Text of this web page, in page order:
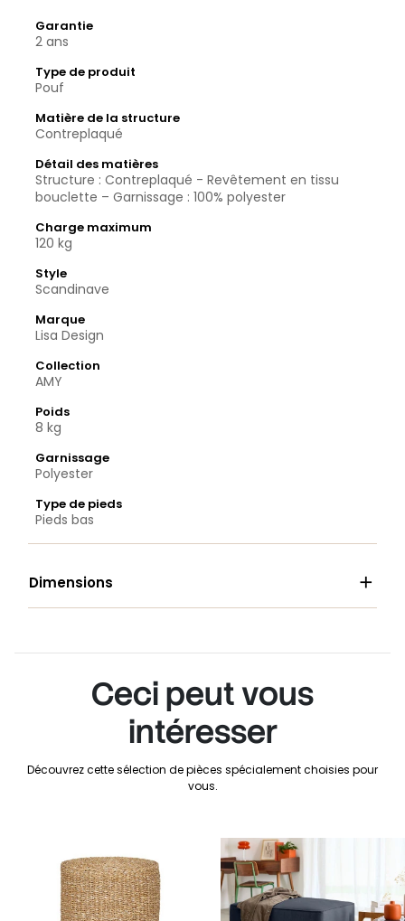
Garantie
2 ans
Type de produit
Pouf
Matière de la structure
Contreplaqué
Détail des matières
Structure : Contreplaqué - Revêtement en tissu
bouclette – Garnissage : 100% polyester
Charge maximum
120 kg
Style
Scandinave
Marque
Lisa Design
Collection
AMY
Poids
8 kg
Garnissage
Polyester
Type de pieds
Pieds bas
Dimensions 
Ceci peut vous
intéresser
Découvrez cette sélection de pièces spécialement choisies pour
vous.